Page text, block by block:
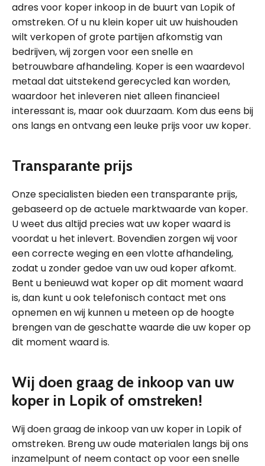
adres voor koper inkoop in de buurt van Lopik of
omstreken. Of u nu klein koper uit uw huishouden
wilt verkopen of grote partijen afkomstig van
bedrijven, wij zorgen voor een snelle en
betrouwbare afhandeling. Koper is een waardevol
metaal dat uitstekend gerecycled kan worden,
waardoor het inleveren niet alleen financieel
interessant is, maar ook duurzaam. Kom dus eens bij
ons langs en ontvang een leuke prijs voor uw koper.
Transparante prijs
Onze specialisten bieden een transparante prijs,
gebaseerd op de actuele marktwaarde van koper.
U weet dus altijd precies wat uw koper waard is
voordat u het inlevert. Bovendien zorgen wij voor
een correcte weging en een vlotte afhandeling,
zodat u zonder gedoe van uw oud koper afkomt.
Bent u benieuwd wat koper op dit moment waard
is, dan kunt u ook telefonisch contact met ons
opnemen en wij kunnen u meteen op de hoogte
brengen van de geschatte waarde die uw koper op
dit moment waard is.
Wij doen graag de inkoop van uw
koper in Lopik of omstreken!
Wij doen graag de inkoop van uw koper in Lopik of
omstreken. Breng uw oude materialen langs bij ons
inzamelpunt of neem contact op voor een snelle